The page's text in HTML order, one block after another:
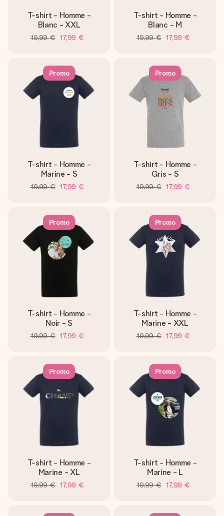
T-shirt - Homme -
Blanc - XXL
19,99 € 17,99 €
T-shirt - Homme -
Blanc - M
19,99 € 17,99 €
Promo
T-shirt - Homme -
Marine - S
19,99 € 17,99 €
Promo
T-shirt - Homme -
Gris - S
19,99 € 17,99 €
Promo
T-shirt - Homme -
Noir - S
19,99 € 17,99 €
Promo
T-shirt - Homme -
Marine - XXL
19,99 € 17,99 €
Promo
T-shirt - Homme -
Marine - XL
19,99 € 17,99 €
Promo
T-shirt - Homme -
Marine - L
19,99 € 17,99 €